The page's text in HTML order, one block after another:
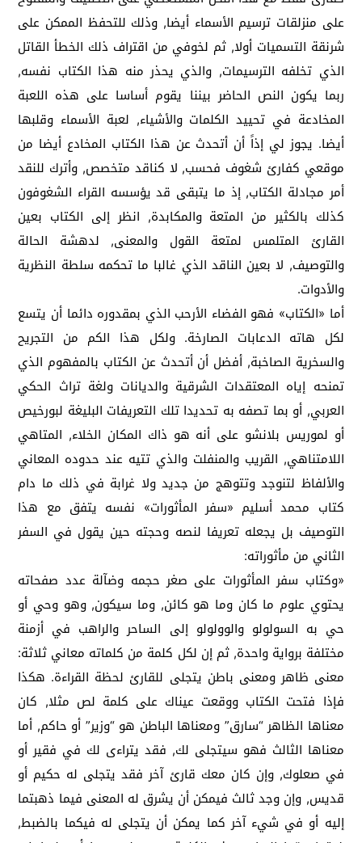
على منزلقات ترسيم الأسماء أيضا, وذلك للتحفظ الممكن على
شرنقة التسميات أولا, ثم لخوفي من اقتراف ذلك الخطأ القاتل
الذي تخلفه الترسيمات, والذي يحذر منه هذا الكتاب نفسه,
ربما يكون النص الحاضر بيننا يقوم أساسا على هذه اللعبة
المخادعة في تحييد الكلمات والأشياء, لعبة الأسماء وقلبها
أيضا. يجوز لي إذاً أن أتحدث عن هذا الكتاب المخادع أيضا من
موقعي كفارئ شغوف فحسب, لا كناقد متخصص, وأترك للنقد
أمر مجادلة الكتاب, إذ ما يتبقى قد يؤسسه القراء الشغوفون
كذلك بالكثير من المتعة والمكابدة, انظر إلى الكتاب بعين
القارئ المتلمس لمتعة القول والمعنى, لدهشة الحالة
والتوصيف, لا بعين الناقد الذي غالبا ما تحكمه سلطة النظرية
والأدوات.
أما «الكتاب» فهو الفضاء الأرحب الذي بمقدوره دائما أن يتسع
لكل هاته الدعابات الصارخة. ولكل هذا الكم من التجريح
والسخرية الصاخبة, أفضل أن أتحدث عن الكتاب بالمفهوم الذي
تمنحه إياه المعتقدات الشرقية والديانات ولغة تراث الحكي
العربي, أو بما تصفه به تحديدا تلك التعريفات البليغة لبورخيص
أو لموريس بلانشو على أنه هو ذاك المكان الخلاء, المتاهي
اللامتناهي, القريب والمنفلت والذي تتيه عند حدوده المعاني
والألفاظ لتنوجد وتتوهج من جديد ولا غرابة في ذلك ما دام
كتاب محمد أسليم «سفر المأثورات» نفسه يتفق مع هذا
التوصيف بل يجعله تعريفا لنصه وحجته حين يقول في السفر
الثاني من مأثوراته:
«وكتاب سفر المأثورات على صغر حجمه وضآلة عدد صفحاته
يحتوي علوم ما كان وما هو كائن, وما سيكون, وهو وحي أو
حي به السولولو والوولولو إلى الساحر والراهب في أزمنة
مختلفة برواية واحدة, ثم إن لكل كلمة من كلماته معاني ثلاثة:
معنى ظاهر ومعنى باطن يتجلى للقارئ لحظة القراءة. هكذا
فإذا فتحت الكتاب ووقعت عيناك على كلمة لص مثلا, كان
معناها الظاهر “سارق” ومعناها الباطن هو “وزير” أو حاكم, أما
معناها الثالث فهو سيتجلى لك, فقد يتراءى لك في فقير أو
في صعلوك, وإن كان معك قارئ آخر فقد يتجلى له حكيم أو
قديس, وإن وجد ثالث فيمكن أن يشرق له المعنى فيما ذهبتما
إليه أو في شيء آخر كما يمكن أن يتجلى له فيكما بالضبط,